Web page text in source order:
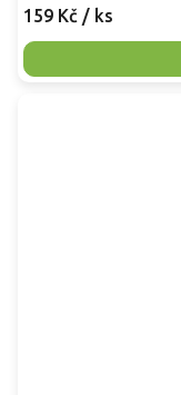
159 Kč / ks